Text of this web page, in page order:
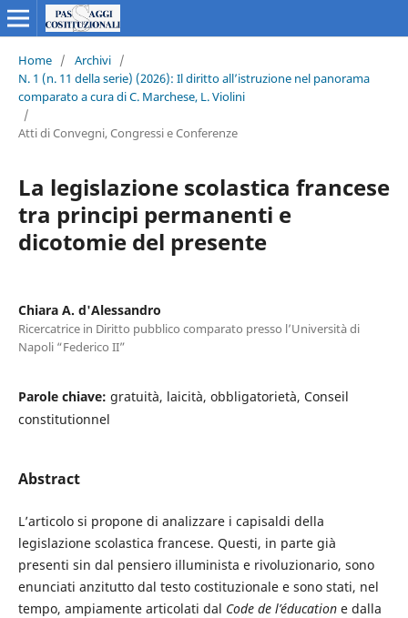
Home / Archivi /
N. 1 (n. 11 della serie) (2026): Il diritto all’istruzione nel panorama
comparato a cura di C. Marchese, L. Violini
/
Atti di Convegni, Congressi e Conferenze
La legislazione scolastica francese
tra principi permanenti e
dicotomie del presente
Chiara A. d'Alessandro
Ricercatrice in Diritto pubblico comparato presso l’Università di
Napoli “Federico II”
Parole chiave: gratuità, laicità, obbligatorietà, Conseil
constitutionnel
Abstract
L’articolo si propone di analizzare i capisaldi della
legislazione scolastica francese. Questi, in parte già
presenti sin dal pensiero illuminista e rivoluzionario, sono
enunciati anzitutto dal testo costituzionale e sono stati, nel
tempo, ampiamente articolati dal Code de l’éducatione dalla